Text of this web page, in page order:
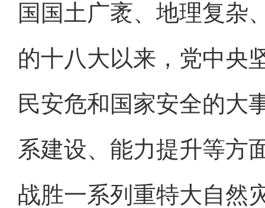
国国土广袤、地理复杂
的十八大以来，党中央
民安危和国家安全的大
系建设、能力提升等方
战胜一系列重特大自然